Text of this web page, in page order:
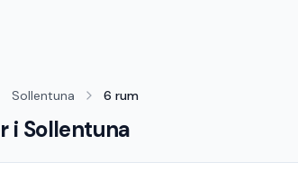
Sollentuna 6 rum
i Sollentuna